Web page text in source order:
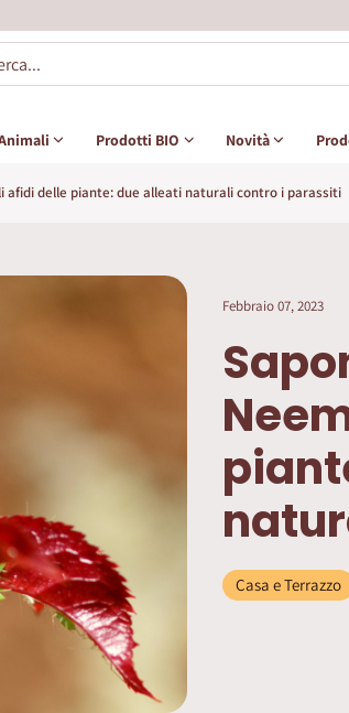
Prodotti BIO Novità
afidi delle piante: due alleati naturali contro i parassiti
Febbraio 07, 2023
Casa e Terrazzo